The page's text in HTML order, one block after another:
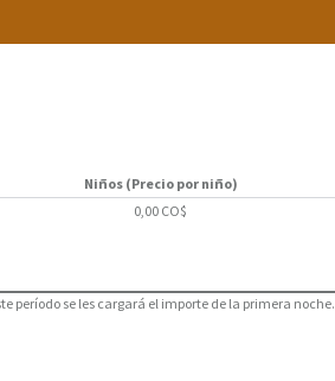
Niños (Precio por niño)
0,00 CO$
período se les cargará el importe de la primera noche.